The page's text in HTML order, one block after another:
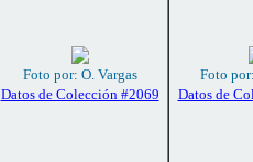
Foto por: O. Vargas
Datos de Colección #2069
Foto
Datos de